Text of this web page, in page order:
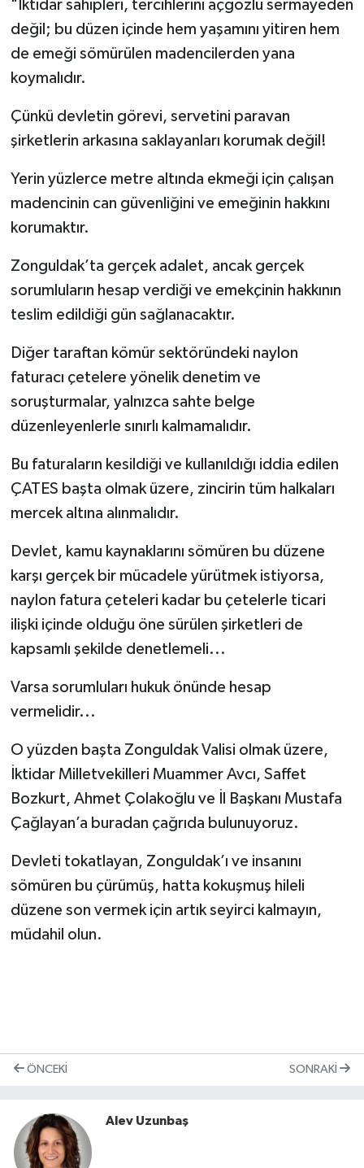
"İktidar sahipleri, tercihlerini açgözlü sermayeden
değil; bu düzen içinde hem yaşamını yitiren hem
de emeği sömürülen madencilerden yana
koymalıdır.
Çünkü devletin görevi, servetini paravan
şirketlerin arkasına saklayanları korumak değil!
Yerin yüzlerce metre altında ekmeği için çalışan
madencinin can güvenliğini ve emeğinin hakkını
korumaktır.
Zonguldak’ta gerçek adalet, ancak gerçek
sorumluların hesap verdiği ve emekçinin hakkının
teslim edildiği gün sağlanacaktır.
Diğer taraftan kömür sektöründeki naylon
faturacı çetelere yönelik denetim ve
soruşturmalar, yalnızca sahte belge
düzenleyenlerle sınırlı kalmamalıdır.
Bu faturaların kesildiği ve kullanıldığı iddia edilen
ÇATES başta olmak üzere, zincirin tüm halkaları
mercek altına alınmalıdır.
Devlet, kamu kaynaklarını sömüren bu düzene
karşı gerçek bir mücadele yürütmek istiyorsa,
naylon fatura çeteleri kadar bu çetelerle ticari
ilişki içinde olduğu öne sürülen şirketleri de
kapsamlı şekilde denetlemeli...
Varsa sorumluları hukuk önünde hesap
vermelidir...
O yüzden başta Zonguldak Valisi olmak üzere,
İktidar Milletvekilleri Muammer Avcı, Saffet
Bozkurt, Ahmet Çolakoğlu ve İl Başkanı Mustafa
Çağlayan’a buradan çağrıda bulunuyoruz.
Devleti tokatlayan, Zonguldak’ı ve insanını
sömüren bu çürümüş, hatta kokuşmuş hileli
düzene son vermek için artık seyirci kalmayın,
müdahil olun.
ÖNCEKI SONRAKI
Alev Uzunbaş